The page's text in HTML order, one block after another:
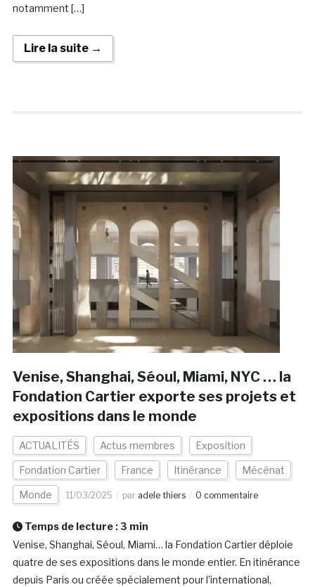
notamment […]
Lire la suite →
Venise, Shanghai, Séoul, Miami, NYC … la
Fondation Cartier exporte ses projets et
expositions dans le monde
ACTUALITÉS Actus membres Exposition
Fondation Cartier France Itinérance Mécénat
Monde 11/03/2025 par adele thiers 0 commentaire
Temps de lecture : 3 min
Venise, Shanghai, Séoul, Miami… la Fondation Cartier déploie
quatre de ses expositions dans le monde entier. En itinérance
depuis Paris ou créée spécialement pour l’international,